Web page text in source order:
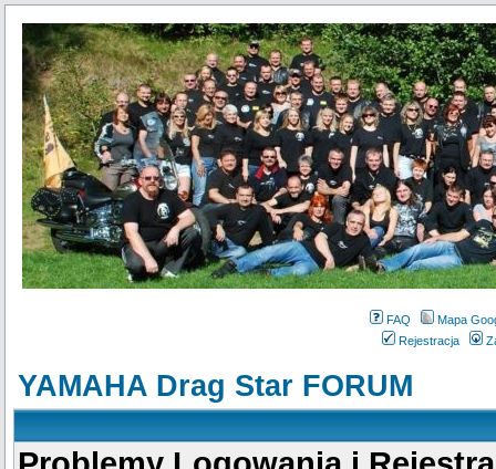
FAQ
Mapa
Rejestracja
YAMAHA Drag Star FORUM